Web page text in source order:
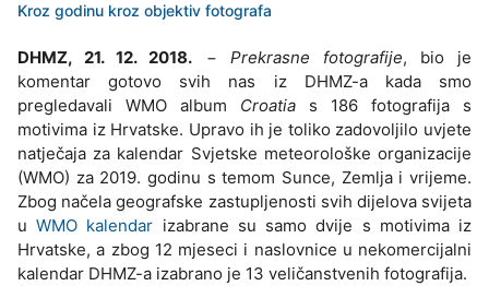
Kroz godinu kroz objektiv fotografa
DHMZ, 21. 12. 2018. − Prekrasne fotografije, bio je
komentar gotovo svih nas iz DHMZ-a kada smo
pregledavali WMO album Croatia s 186 fotografija s
motivima iz Hrvatske. Upravo ih je toliko zadovoljilo uvjete
natječaja za kalendar Svjetske meteorološke organizacije
(WMO) za 2019. godinu s temom Sunce, Zemlja i vrijeme.
Zbog načela geografske zastupljenosti svih dijelova svijeta
uWMO kalendar izabrane su samo dvije s motivima iz
Hrvatske, a zbog 12 mjeseci i naslovnice u nekomercijalni
kalendar DHMZ-a izabrano je 13 veličanstvenih fotografija.